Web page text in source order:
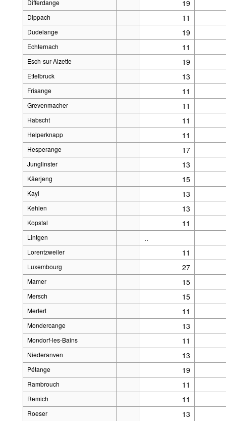
Differdange 19
Dippach 11
Dudelange 19
Echternach 11
Esch-sur-Alzette 19
Ettelbruck 13
Frisange 11
Grevenmacher 11
Habscht 11
Helperknapp 11
Hesperange 17
Junglinster 13
Käerjeng 15
Kayl 13
Kehlen 13
Kopstal 11
Lintgen ..
Lorentzweiler 11
Luxembourg 27
Mamer 15
Mersch 15
Mertert 11
Mondercange 13
Mondorf-les-Bains 11
Niederanven 13
Pétange 19
Rambrouch 11
Remich 11
Roeser 13